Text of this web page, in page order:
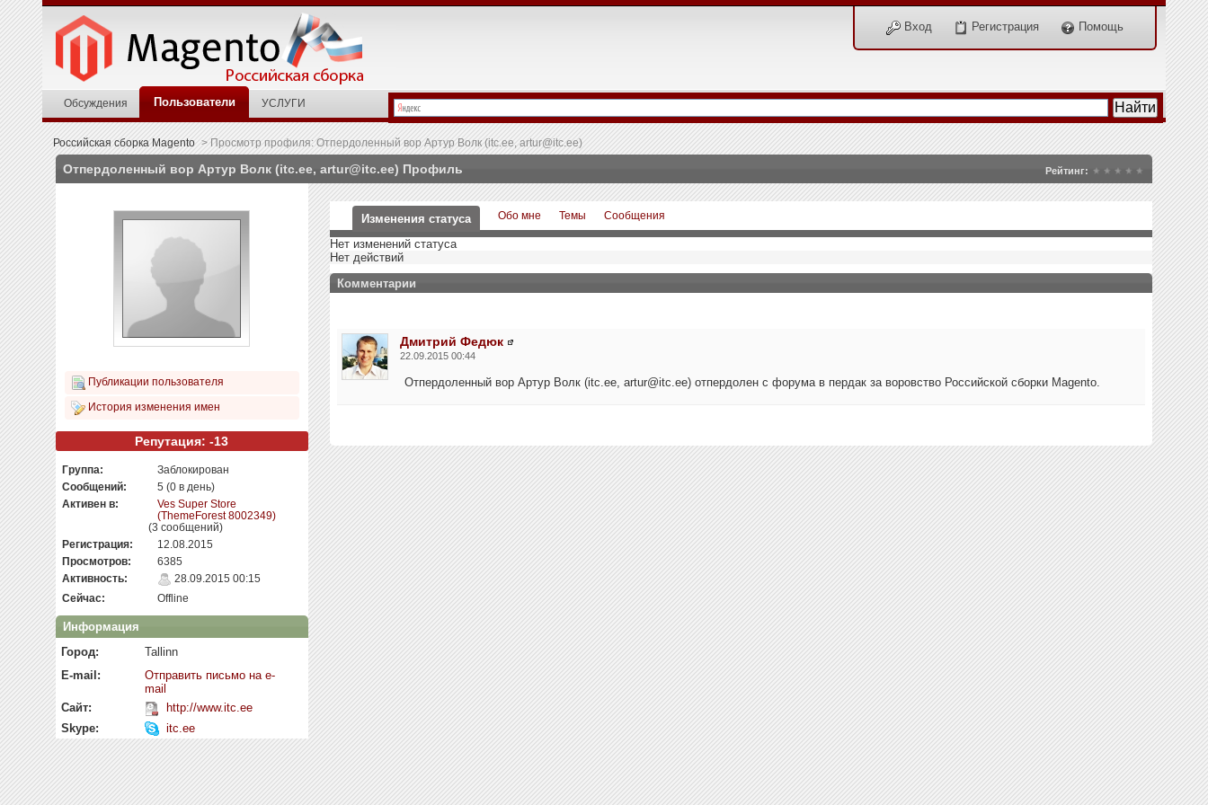
Вход Регистрация Помощь
Обсуждения Пользователи УСЛУГИ
Российская сборка Magento >Просмотр профиля: Отпердоленный вор Артур Волк (itc.ee, artur@itc.ee)
Отпердоленный вор Артур Волк (itc.ee, artur@itc.ee) Профиль Рейтинг:
Публикации пользователя
История изменения имен
Репутация: -13
Группа:
Заблокирован
Сообщений:
5 (0 в день)
Активен в:
Ves Super Store
(ThemeForest 8002349)
(3 сообщений)
Регистрация:
12.08.2015
Просмотров:
6385
Активность:
28.09.2015 00:15
Сейчас:
Offline
Информация
Город:
Tallinn
E-mail:
Отправить письмо на e-
mail
Сайт:
http://www.itc.ee
Skype:
itc.ee
Изменения статуса Обо мне Темы Сообщения
Нет изменений статуса
Нет действий
Комментарии
Дмитрий Федюк
22.09.2015 00:44
Отпердоленный вор Артур Волк (itc.ee, artur@itc.ee) отпердолен с форума в пердак за воровство Российской сборки Magento.